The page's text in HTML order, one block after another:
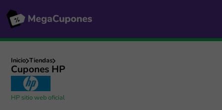
Inicio Tiendas
Cupones HP
HP sitio web oficial